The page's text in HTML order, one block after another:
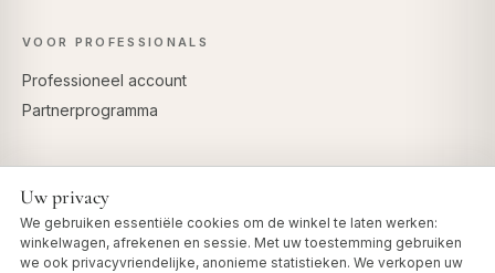
VOOR PROFESSIONALS
Professioneel account
Partnerprogramma
Uw privacy
We gebruiken essentiële cookies om de winkel te laten werken:
winkelwagen, afrekenen en sessie. Met uw toestemming gebruiken
we ook privacyvriendelijke, anonieme statistieken. We verkopen uw